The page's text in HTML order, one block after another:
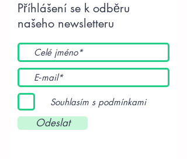
Příhlášení se k odběru
našeho newsletteru
Souhlasím s podmínkami
Odeslat